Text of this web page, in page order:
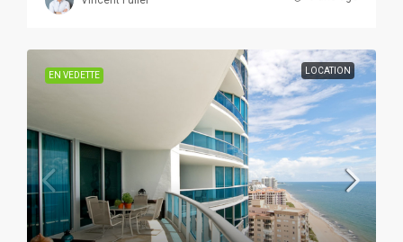
EN VEDETTE LOCATION